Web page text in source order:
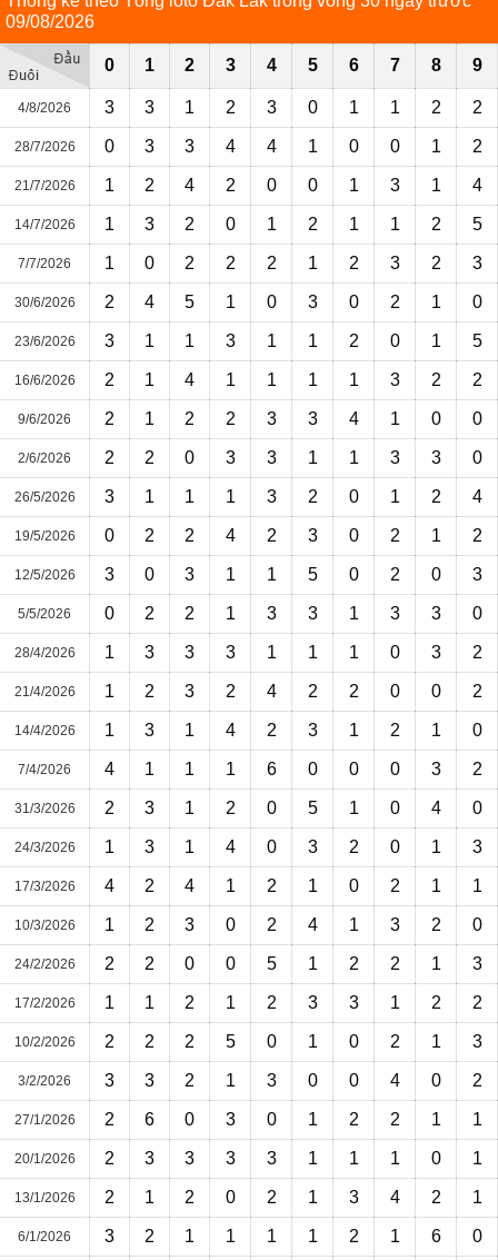
09/08/2026
0 1 2 3 4 5 6 7 8 9
4/8/2026 3 3 1 2 3 0 1 1 2 2
28/7/2026 0 3 3 4 4 1 0 0 1 2
21/7/2026 1 2 4 2 0 0 1 3 1 4
14/7/2026 1 3 2 0 1 2 1 1 2 5
7/7/2026 1 0 2 2 2 1 2 3 2 3
30/6/2026 2 4 5 1 0 3 0 2 1 0
23/6/2026 3 1 1 3 1 1 2 0 1 5
16/6/2026 2 1 4 1 1 1 1 3 2 2
9/6/2026 2 1 2 2 3 3 4 1 0 0
2/6/2026 2 2 0 3 3 1 1 3 3 0
26/5/2026 3 1 1 1 3 2 0 1 2 4
19/5/2026 0 2 2 4 2 3 0 2 1 2
12/5/2026 3 0 3 1 1 5 0 2 0 3
5/5/2026 0 2 2 1 3 3 1 3 3 0
28/4/2026 1 3 3 3 1 1 1 0 3 2
21/4/2026 1 2 3 2 4 2 2 0 0 2
14/4/2026 1 3 1 4 2 3 1 2 1 0
7/4/2026 4 1 1 1 6 0 0 0 3 2
31/3/2026 2 3 1 2 0 5 1 0 4 0
24/3/2026 1 3 1 4 0 3 2 0 1 3
17/3/2026 4 2 4 1 2 1 0 2 1 1
10/3/2026 1 2 3 0 2 4 1 3 2 0
24/2/2026 2 2 0 0 5 1 2 2 1 3
17/2/2026 1 1 2 1 2 3 3 1 2 2
10/2/2026 2 2 2 5 0 1 0 2 1 3
3/2/2026 3 3 2 1 3 0 0 4 0 2
27/1/2026 2 6 0 3 0 1 2 2 1 1
20/1/2026 2 3 3 3 3 1 1 1 0 1
13/1/2026 2 1 2 0 2 1 3 4 2 1
6/1/2026 3 2 1 1 1 1 2 1 6 0